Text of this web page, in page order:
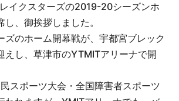
イクスターズの2019-20シーズンホ
、御挨拶しました。
ズのホーム開幕戦が、宇都宮ブレック
えし、草津市のYTMITアリーナで開
スポーツ大会・全国障害者スポーツ